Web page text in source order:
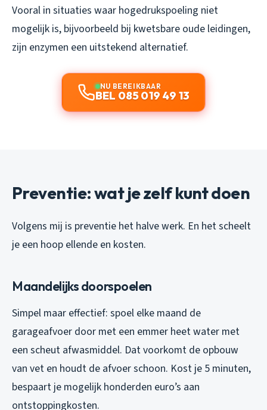
Vooral in situaties waar hogedrukspoeling niet
mogelijk is, bijvoorbeeld bij kwetsbare oude leidingen,
zijn enzymen een uitstekend alternatief.
NU BEREIKBAAR
BEL 085 019 49 13
Preventie: wat je zelf kunt doen
Volgens mij is preventie het halve werk. En het scheelt
je een hoop ellende en kosten.
Maandelijks doorspoelen
Simpel maar effectief: spoel elke maand de
garageafvoer door met een emmer heet water met
een scheut afwasmiddel. Dat voorkomt de opbouw
van vet en houdt de afvoer schoon. Kost je 5 minuten,
bespaart je mogelijk honderden euro’s aan
ontstoppingkosten.